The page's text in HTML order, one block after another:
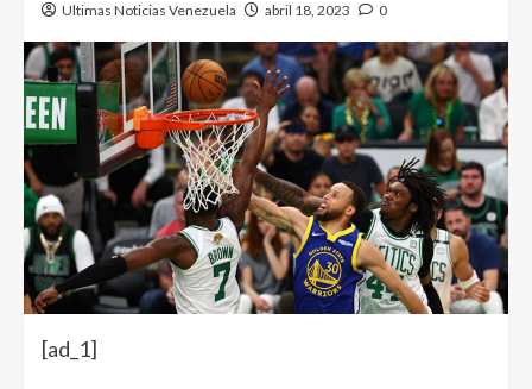
Ultimas Noticias Venezuela abril 18, 2023 0
[ad_1]